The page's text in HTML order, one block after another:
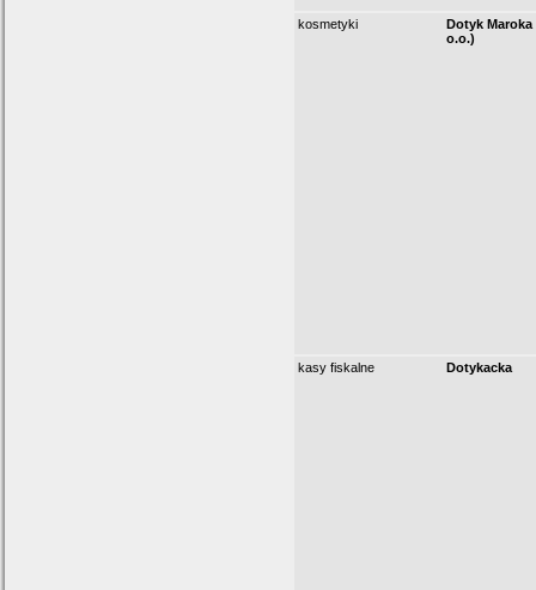
kosmetyki
Dotyk Maroka
o.o.)
kasy fiskalne Dotykacka